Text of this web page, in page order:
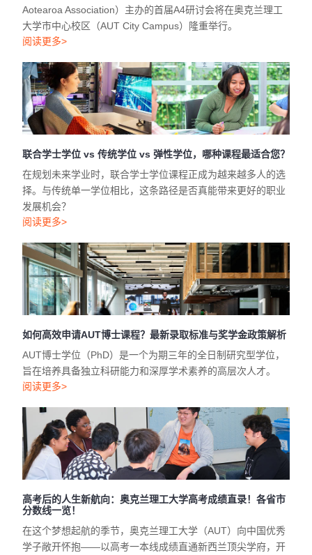
Aotearoa Association）主办的首届A4研讨会将在奥克兰理工
大学市中心校区（AUT City Campus）隆重举行。
阅读更多>
联合学士学位 vs 传统学位 vs 弹性学位，哪种课程最适合您？
在规划未来学业时，联合学士学位课程正成为越来越多人的选
择。与传统单一学位相比，这条路径是否真能带来更好的职业
发展机会？
阅读更多>
如何高效申请AUT博士课程？最新录取标准与奖学金政策解析
AUT博士学位（PhD）是一个为期三年的全日制研究型学位，
旨在培养具备独立科研能力和深厚学术素养的高层次人才。
阅读更多>
高考后的人生新航向：奥克兰理工大学高考成绩直录！各省市
分数线一览！
在这个梦想起航的季节，奥克兰理工大学（AUT）向中国优秀
学子敞开怀抱——以高考一本线成绩直通新西兰顶尖学府，开